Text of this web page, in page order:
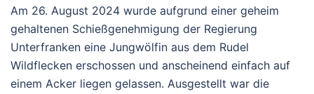
Am 26. August 2024 wurde aufgrund einer geheim
gehaltenen Schießgenehmigung der Regierung
Unterfranken eine Jungwölfin aus dem Rudel
Wildflecken erschossen und anscheinend einfach auf
einem Acker liegen gelassen. Ausgestellt war die